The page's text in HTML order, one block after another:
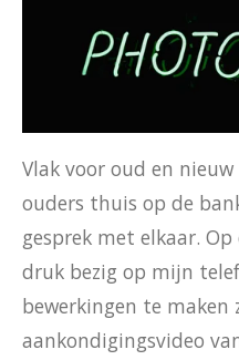
Vlak voor oud en
ouders thuis op de
gesprek met elkaar.
druk bezig op mijn
bewerkingen te maken
aankondigingsvideo